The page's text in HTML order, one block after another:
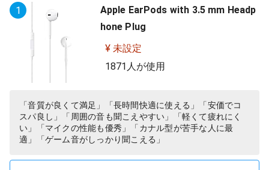
1
Apple EarPods with 3.5 mm Headp
hone Plug
¥ 未設定
1871人が使用
「音質が良くて満足」「長時間快適に使える」「安価でコ
スパ良し」「周囲の音も聞こえやすい」「軽くて疲れにく
い」「マイクの性能も優秀」「カナル型が苦手な人に最
適」「ゲーム音がしっかり聞こえる」